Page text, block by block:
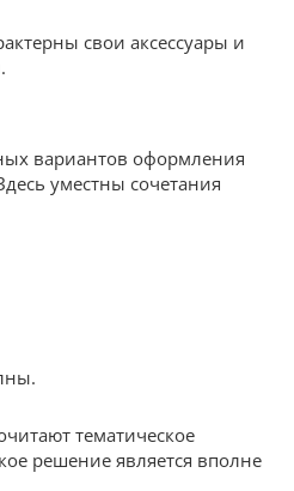
свои аксессуары и
вариантов оформления
уместны сочетания
тематическое
решение является вполне